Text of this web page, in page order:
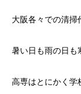
大阪各々での清掃
暑い日も雨の日
高専はとにかく学